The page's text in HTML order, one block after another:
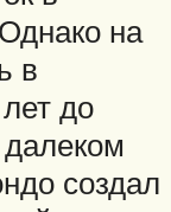
на
в
до
создал